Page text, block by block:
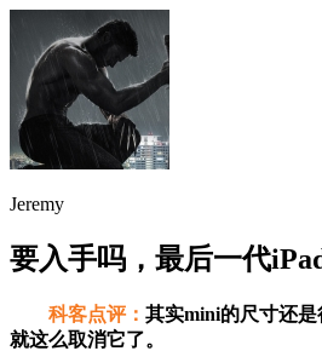
Jeremy
要入手吗，最后一代
科客点评： 其实mini的尺寸还
就这么取消它了。